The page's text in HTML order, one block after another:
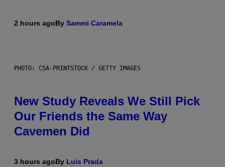
2 hours agoBy Sammi Caramela
PHOTO: CSA-PRINTSTOCK / GETTY IMAGES
New Study Reveals We Still Pick
Our Friends the Same Way
Cavemen Did
3 hours agoBy Luis Prada